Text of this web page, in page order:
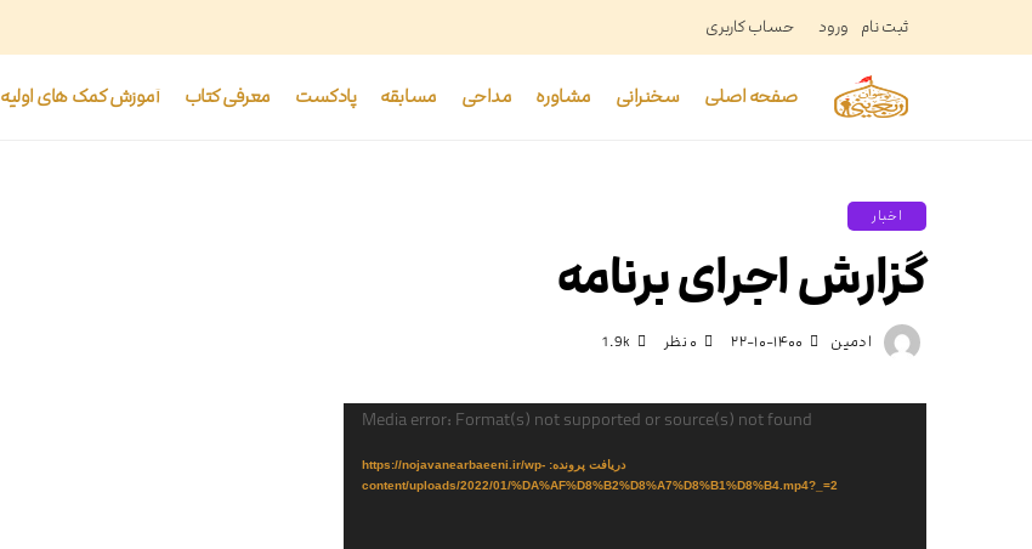
ثبت نام ورود حساب کاربری
صفحه اصلی سخنرانی مشاوره مداحی مسابقه پادکست معرفی کتاب آموزش کمک های اولیه
اخبار
گزارش اجرای برنامه
ادمین ۱۴۰۰-۱۰-۲۲ ۰ نظر 1.9k
Media error: Format(s) not supported or source(s) not found
دریافت پرونده: https://nojavanearbaeeni.ir/wp-
content/uploads/2022/01/%DA%AF%D8%B2%D8%A7%D8%B1%D8%B4.mp4?_=2